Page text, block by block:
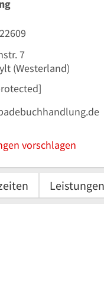
7
(Westerland)
vorschlagen
Leistungen